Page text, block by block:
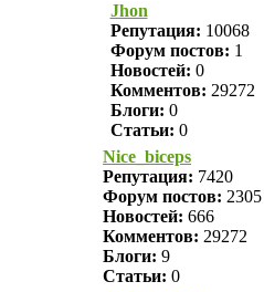
Jhon
Репутация: 10068
Форум постов: 1
Новостей: 0
Комментов: 29272
Блоги: 0
Статьи: 0
Nice_biceps
Репутация: 7420
Форум постов: 2305
Новостей: 666
Комментов: 29272
Блоги: 9
Статьи: 0